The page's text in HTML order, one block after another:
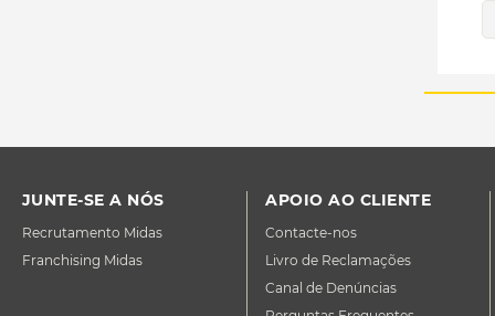
JUNTE-SE A NÓS
Recrutamento Midas
Franchising Midas
APOIO AO CLIENTE
Contacte-nos
Livro de Reclamações
Canal de Denúncias